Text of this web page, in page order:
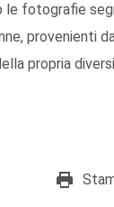
le fotografie
provenienti
propria